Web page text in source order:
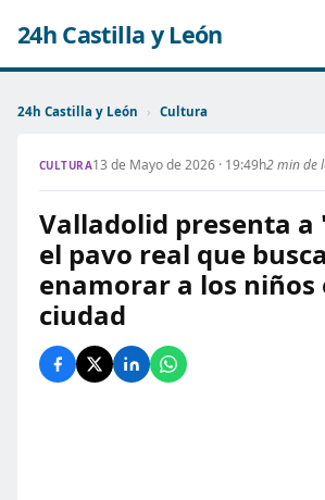
24h Castilla y León
24h Castilla y León › Cultura
CULTURA13 de Mayo de 2026 · 19:49h2 min de
Valladolid presenta a
el pavo real que busca
enamorar a los niños
ciudad